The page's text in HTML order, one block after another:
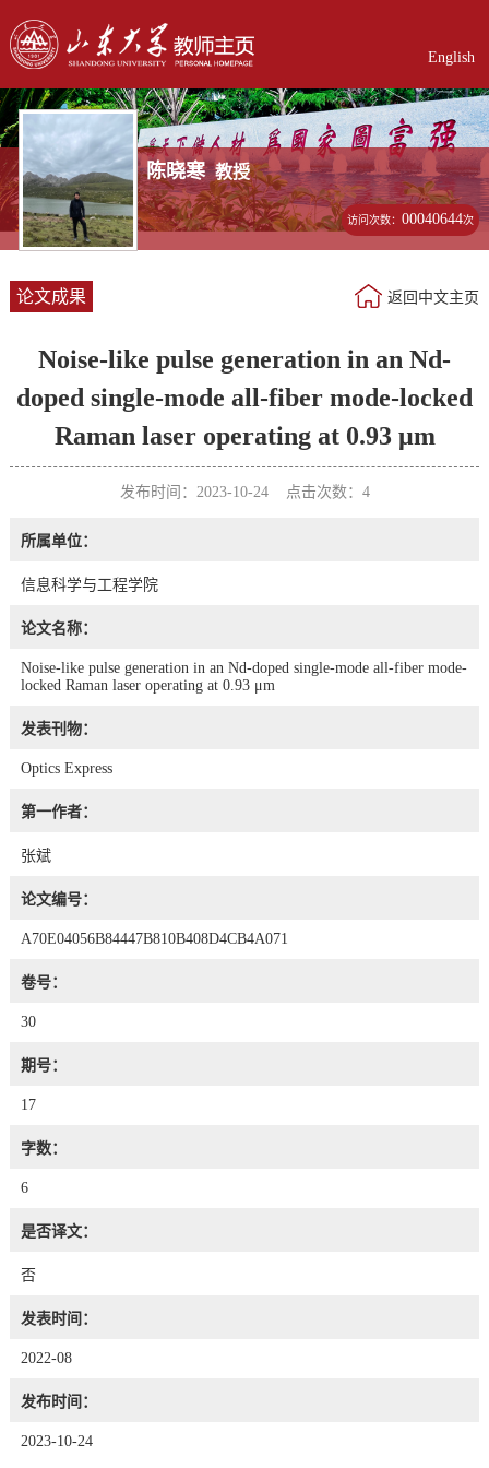
English
陈晓寒 教授
访问次数：00040644次
论文成果 返回中文主页
Noise-like pulse generation in an Nd-
doped single-mode all-fiber mode-locked
Raman laser operating at 0.93 μm
发布时间：2023-10-24 点击次数： 4
所属单位：
信息科学与工程学院
论文名称：
Noise-like pulse generation in an Nd-doped single-mode all-fiber mode-
locked Raman laser operating at 0.93 μm
发表刊物：
Optics Express
第一作者：
张斌
论文编号：
A70E04056B84447B810B408D4CB4A071
卷号：
30
期号：
17
字数：
6
是否译文：
否
发表时间：
2022-08
发布时间：
2023-10-24